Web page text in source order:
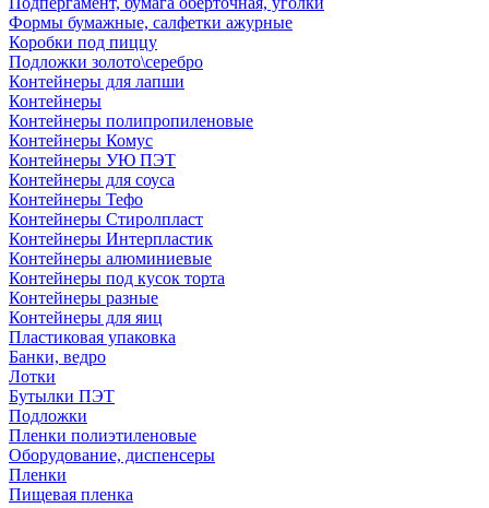
Формы бумажные, салфетки ажурные
Коробки под пиццу
Подложки золото\серебро
Контейнеры для лапши
Контейнеры
Контейнеры полипропиленовые
Контейнеры Комус
Контейнеры УЮ ПЭТ
Контейнеры для соуса
Контейнеры Тефо
Контейнеры Стиролпласт
Контейнеры Интерпластик
Контейнеры алюминиевые
Контейнеры под кусок торта
Контейнеры разные
Контейнеры для яиц
Пластиковая упаковка
Банки, ведро
Лотки
Бутылки ПЭТ
Подложки
Пленки полиэтиленовые
Оборудование, диспенсеры
Пленки
Пищевая пленка